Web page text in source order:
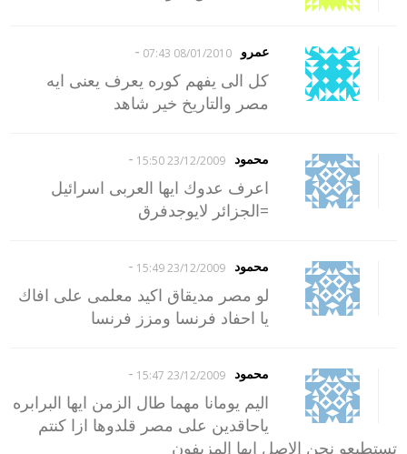
عمرو 08/01/2010 07:43
-
كل الى يفهم كوره يعرف يعنى ايه
مصر والتاريخ خير شاهد
محمود 23/12/2009 15:50
-
اعرف عدوك ايها العربى اسرائيل
=الجزائر لايوجدفرق
محمود 23/12/2009 15:49
-
لو مصر مديقاق اكيد معلمى على افاك
يا احفاد فرنسا ومزز فرنسا
محمود 23/12/2009 15:47
-
اليم يومانا مهما طال الزمن ايها البرابره
ياحاقدين على مصر قلدوها ازا كنتم
تستطيعو نحن الاصل ايها المزيفون